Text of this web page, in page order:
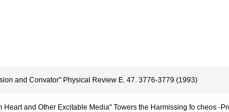
and Convator" Physical Review E. 47. 3776-3779 (1993)
and Other Excitable Media" Towers the Harmissing fo cheos -